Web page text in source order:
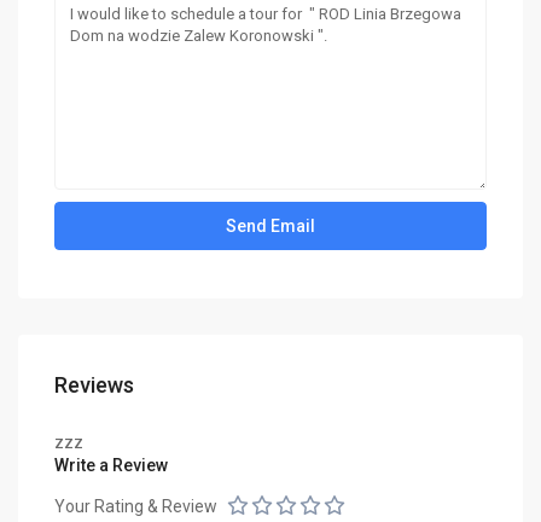
Reviews
zzz
Write a Review
Your Rating & Review